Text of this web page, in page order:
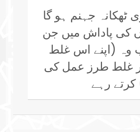
ٹھکانہ جہنم ہو گا
کی پاداش میں جن
وہ (اپنے اس غلط
غلط طرز عمل کی
رہے